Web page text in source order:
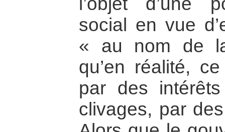
social en vue
« au nom de
qu’en réalité,
par des
clivages, par